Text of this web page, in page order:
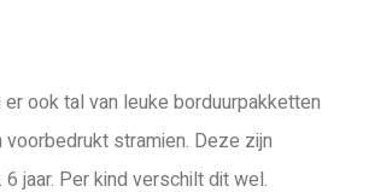
ook tal van leuke borduurpakketten
stramien. Deze zijn
jaar. Per kind verschilt dit wel.